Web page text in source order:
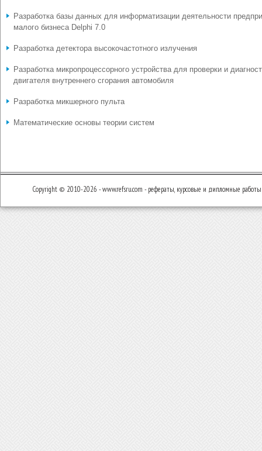
Разработка базы данных для информатизации деятельности
малого бизнеса Delphi 7.0
Разработка детектора высокочастотного излучения
Разработка микропроцессорного устройства для проверки и
двигателя внутреннего сгорания автомобиля
Разработка микшерного пульта
Математические основы теории систем
Copyright © 2010-2026 - www.refsru.com - рефераты, курсовые и дипломные работы